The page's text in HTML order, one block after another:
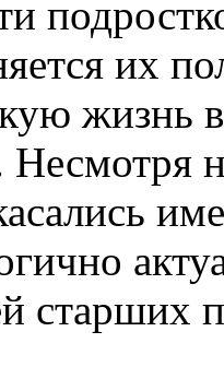
их
жизнь
старших